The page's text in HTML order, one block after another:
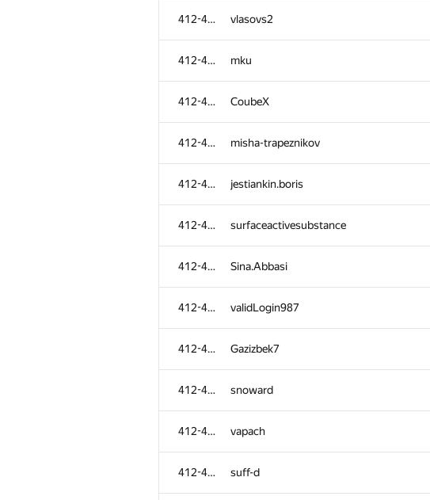
412-484 vlasovs2
412-484 mku
412-484 CoubeX
412-484 misha-trapeznikov
412-484 jestiankin.boris
412-484 surfaceactivesubstance
412-484 Sina.Abbasi
412-484 validLogin987
412-484 Gazizbek7
412-484 snoward
412-484 vapach
412-484 suff-d
av.fedchenko
Anh Duc Le
vidunov503
sasha20021903
skaldfire
cbcds
stacey.tsyganova
maginot